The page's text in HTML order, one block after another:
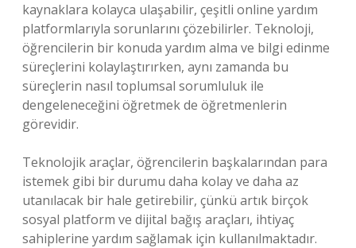
kaynaklara kolayca ulaşabilir, çeşitli online yardım
platformlarıyla sorunlarını çözebilirler. Teknoloji,
öğrencilerin bir konuda yardım alma ve bilgi edinme
süreçlerini kolaylaştırırken, aynı zamanda bu
süreçlerin nasıl toplumsal sorumluluk ile
dengeleneceğini öğretmek de öğretmenlerin
görevidir.
Teknolojik araçlar, öğrencilerin başkalarından para
istemek gibi bir durumu daha kolay ve daha az
utanılacak bir hale getirebilir, çünkü artık birçok
sosyal platform ve dijital bağış araçları, ihtiyaç
sahiplerine yardım sağlamak için kullanılmaktadır.